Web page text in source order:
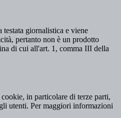
testata giornalistica e viene
pertanto non è un prodotto
di cui all'art. 1, comma III della
in particolare di terze parti,
utenti. Per maggiori informazioni